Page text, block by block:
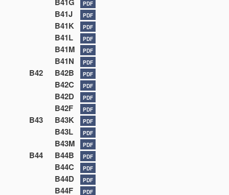
PDF
B41J PDF
B41K PDF
B41L PDF
B41M PDF
B41N PDF
B42 B42B PDF
B42C PDF
B42D PDF
B42F PDF
B43 B43K PDF
B43L PDF
B43M PDF
B44 B44B PDF
B44C PDF
B44D PDF
B44F PDF